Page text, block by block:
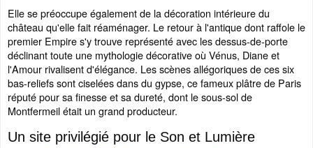
Elle se préoccupe également de la décoration intérieure du
château qu'elle fait réaménager. Le retour à l'antique dont raffole le
premier Empire s'y trouve représenté avec les dessus-de-porte
déclinant toute une mythologie décorative où Vénus, Diane et
l'Amour rivalisent d'élégance. Les scènes allégoriques de ces six
bas-reliefs sont ciselées dans du gypse, ce fameux plâtre de Paris
réputé pour sa finesse et sa dureté, dont le sous-sol de
Montfermeil était un grand producteur.
Un site privilégié pour le Son et Lumière